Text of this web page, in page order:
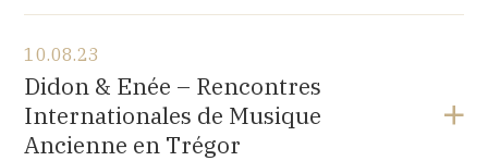
église St Aubin, Ennery (95300)
place Robert Schumann
at18H00
Go to site
10.08.23
Didon & Enée – Rencontres
Internationales de Musique
Ancienne en Trégor